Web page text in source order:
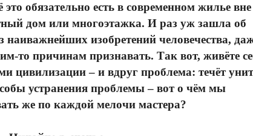
обязательно есть в современном жилье вне
дом или многоэтажка. И раз уж зашла об
наиважнейших изобретений человечества,
то причинам признавать. Так вот, живёте
цивилизации – и вдруг проблема: течёт
устранения проблемы – вот о чём мы
же по каждой мелочи мастера?